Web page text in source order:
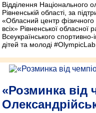
Відділення Національного
Рівненській області, за
«Обласний центр
всіх» Рівненської обласної
Всеукраїнського
дітей та молоді #OlympicLab.
«Розминка від